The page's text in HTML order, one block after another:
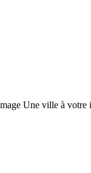
Une ville à